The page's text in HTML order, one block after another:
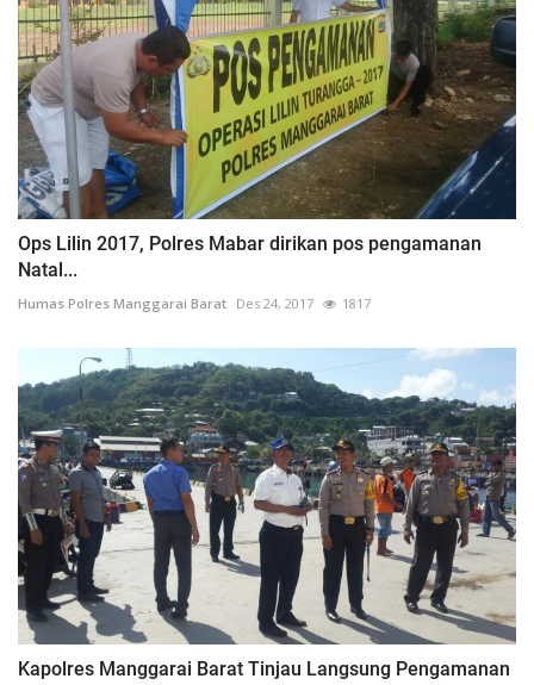
Ops Lilin 2017, Polres Mabar dirikan pos pengamanan
Natal...
Humas Polres Manggarai Barat Des 24, 2017 1817
Kapolres Manggarai Barat Tinjau Langsung Pengamanan